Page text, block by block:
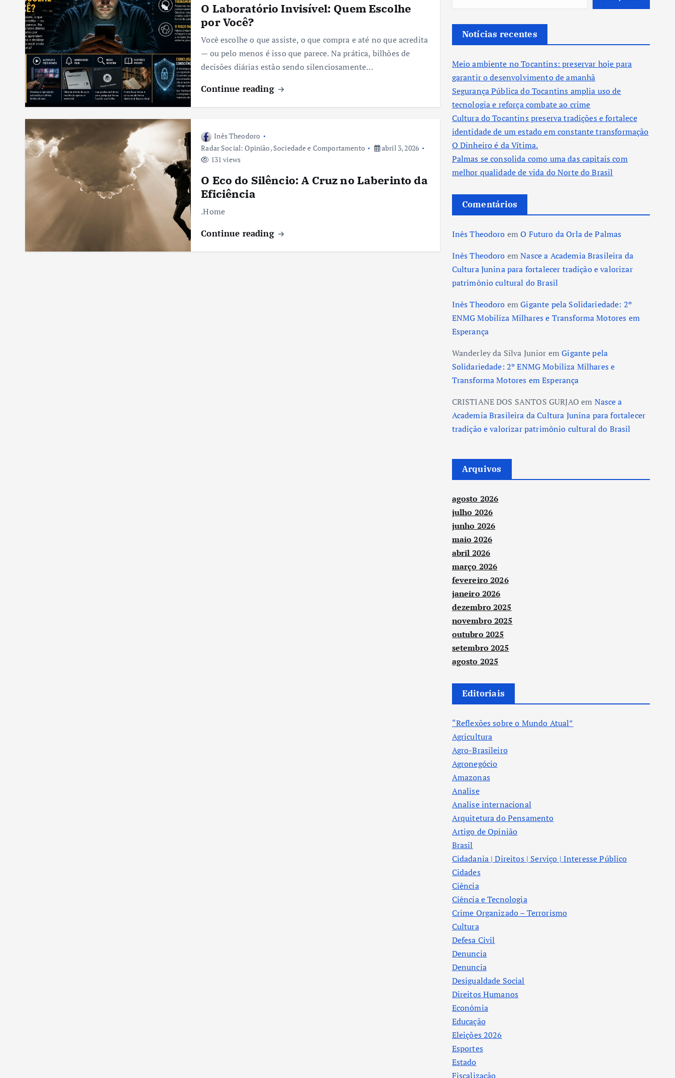
O Laboratório Invisível: Quem Escolhe
por Você?
Você escolhe o que assiste, o que compra e até no que acredita
— ou pelo menos é isso que parece. Na prática, bilhões de
decisões diárias estão sendo silenciosamente…
Continue reading
Inês Theodoro
Radar Social: Opinião, Sociedade e Comportamento
abril 3, 2026
131 views
O Eco do Silêncio: A Cruz no Laberinto da
Eficiência
.Home
Continue reading
Notícias recentes
Meio ambiente no Tocantins: preservar hoje para
garantir o desenvolvimento de amanhã
Segurança Pública do Tocantins amplia uso de
tecnologia e reforça combate ao crime
Cultura do Tocantins preserva tradições e fortalece
identidade de um estado em constante transformação
O Dinheiro é da Vítima.
Palmas se consolida como uma das capitais com
melhor qualidade de vida do Norte do Brasil
Comentários
Inês Theodoro emO Futuro da Orla de Palmas
Inês Theodoro emNasce a Academia Brasileira da
Cultura Junina para fortalecer tradição e valorizar
patrimônio cultural do Brasil
Inês Theodoro emGigante pela Solidariedade: 2º
ENMG Mobiliza Milhares e Transforma Motores em
Esperança
Wanderley da Silva Junior emGigante pela
Solidariedade: 2º ENMG Mobiliza Milhares e
Transforma Motores em Esperança
CRISTIANE DOS SANTOS GURJAO em Nasce a
Academia Brasileira da Cultura Junina para fortalecer
tradição e valorizar patrimônio cultural do Brasil
Arquivos
agosto 2026
julho 2026
junho 2026
maio 2026
abril 2026
março 2026
fevereiro 2026
janeiro 2026
dezembro 2025
novembro 2025
outubro 2025
setembro 2025
agosto 2025
Editoriais
“Reflexões sobre o Mundo Atual”
Agricultura
Agro-Brasileiro
Agronegócio
Amazonas
Analise
Analise internacional
Arquitetura do Pensamento
Artigo de Opinião
Brasil
Cidadania | Direitos | Serviço | Interesse Público
Cidades
Ciência
Ciência e Tecnologia
Crime Organizado – Terrorismo
Cultura
Defesa Civil
Denuncia
Denuncia
Desigualdade Social
Direitos Humanos
Econômia
Educação
Eleições 2026
Esportes
Estado
Fiscalização